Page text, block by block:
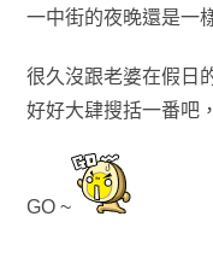
一中街的夜晚還是一
很久沒跟老婆在假日
好好大肆搜括一番吧，
GO ~